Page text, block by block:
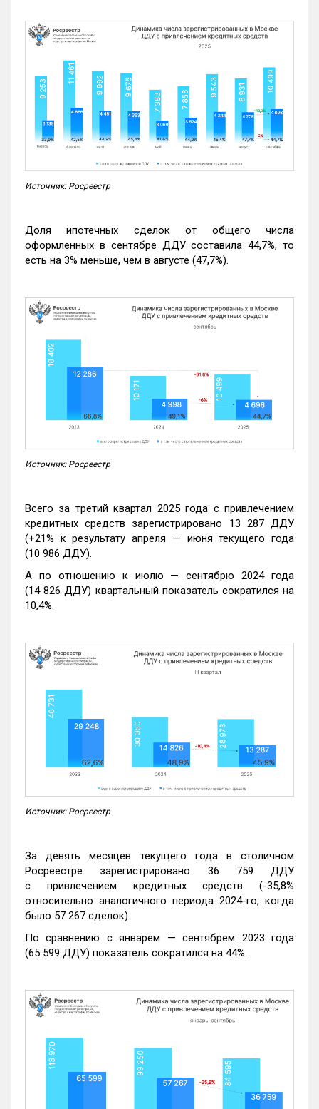
Источник: Росреестр
Доля ипотечных сделок от общего числа
оформленных в сентябре ДДУ составила 44,7%, то
есть на 3% меньше, чем в августе (47,7%).
Источник: Росреестр
Всего за третий квартал 2025 года с привлечением
кредитных средств зарегистрировано 13 287 ДДУ
(+21% к результату апреля — июня текущего года
(10 986 ДДУ).
А по отношению к июлю — сентябрю 2024 года
(14 826 ДДУ) квартальный показатель сократился на
10,4%.
Источник: Росреестр
За девять месяцев текущего года в столичном
Росреестре зарегистрировано 36 759 ДДУ
с привлечением кредитных средств (-35,8%
относительно аналогичного периода 2024-го, когда
было 57 267 сделок).
По сравнению с январем — сентябрем 2023 года
(65 599 ДДУ) показатель сократился на 44%.